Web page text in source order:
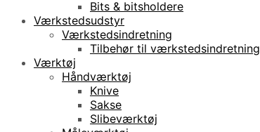
Bits & bitsholdere
Værkstedsudstyr
Værkstedsindretning
Tilbehør til værkstedsindretning
Værktøj
Håndværktøj
Knive
Sakse
Slibeværktøj